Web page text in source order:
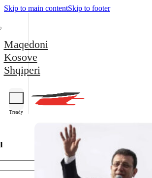
Skip to main contentSkip to footer
Maqedoni
Kosove
Shqiperi
Trendy